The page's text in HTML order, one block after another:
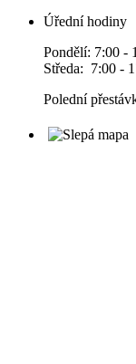
Úřední hodiny
Pondělí: 7:00 -
Středa: 7:00 -
Polední